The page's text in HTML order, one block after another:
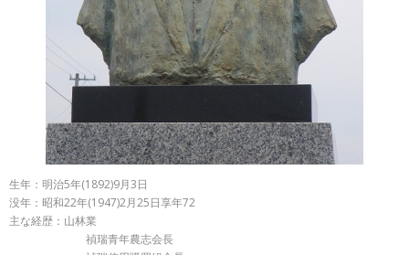
生年：明治5年(1892)9月3日
没年：昭和22年(1947)2月25日享年72
主な経歴：山林業
禎瑞青年農志会長